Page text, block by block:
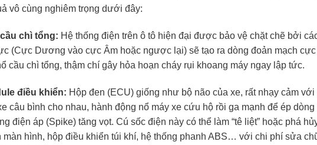
vô cùng nghiêm trọng dưới đây:
chì tổng: Hệ thống điện trên ô tô hiện đại được bảo vệ chặt chẽ bởi
(Cực Dương vào cực Âm hoặc ngược lại) sẽ tạo ra dòng đoản mạch cực
cầu chì tổng, thậm chí gây hỏa hoạn cháy rụi khoang máy ngay lập tức.
điều khiển: Hộp đen (ECU) giống như bộ não của xe, rất nhạy cảm
câu bình cho nhau, hành động nổ máy xe cứu hộ rồi ga mạnh để ép dòng
điện áp (Spike) tăng vọt. Cú sốc điện này có thể làm “tê liệt” hoặc phá
màn hình, hộp điều khiển túi khí, hệ thống phanh ABS… với chi phí sửa